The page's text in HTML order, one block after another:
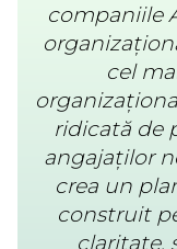
companiile
cel
ridicată de
angajaților
crea un
construit
claritate,